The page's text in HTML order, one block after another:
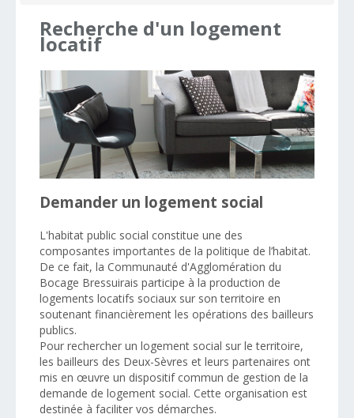
Recherche d'un logement
locatif
Demander un logement social
L'habitat public social constitue une des
composantes importantes de la politique de l’habitat.
De ce fait, la Communauté d'Agglomération du
Bocage Bressuirais participe à la production de
logements locatifs sociaux sur son territoire en
soutenant financièrement les opérations des bailleurs
publics.
Pour rechercher un logement social sur le territoire,
les bailleurs des Deux-Sèvres et leurs partenaires ont
mis en œuvre un dispositif commun de gestion de la
demande de logement social. Cette organisation est
destinée à faciliter vos démarches.